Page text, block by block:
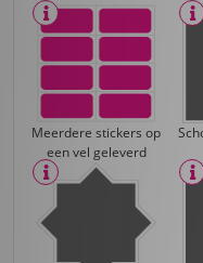
Meerdere stickers op
een vel geleverd